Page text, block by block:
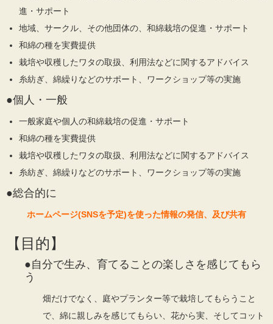
進・サポート
地域、サークル、その他団体の、和綿栽培の促進・サポート
和綿の種を実費提供
栽培や収穫したワタの取扱、利用法などに関するアドバイス
糸紡ぎ、綿繰りなどのサポート、ワークショップ等の実施
●個人・一般
一般家庭や個人の和綿栽培の促進・サポート
和綿の種を実費提供
栽培や収穫したワタの取扱、利用法などに関するアドバイス
糸紡ぎ、綿繰りなどのサポート、ワークショップ等の実施
●総合的に
ホームページ(SNSを予定)を使った情報の発信、及び共有
【目的】
●自分で生み、育てることの楽しさを感じてもら
う
畑だけでなく、庭やプランター等で栽培してもらうこと
で、綿に親しみを感じてもらい、花から実、そしてコット